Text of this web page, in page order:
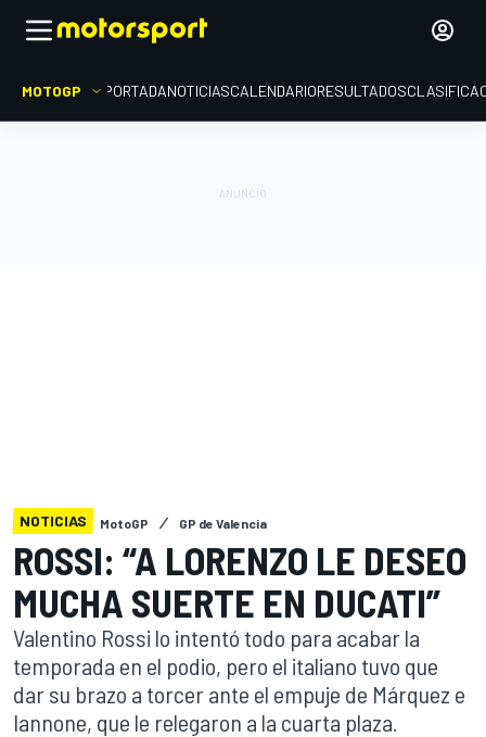
MOTOGP PORTADANOTICIASCALENDARIORESULTADOS
NOTICIAS MotoGP GP de Valencia
ROSSI: “A LORENZO LE DESEO
MUCHA SUERTE EN DUCATI”
Valentino Rossi lo intentó todo para acabar la
temporada en el podio, pero el italiano tuvo que
dar su brazo a torcer ante el empuje de Márquez e
Iannone, que le relegaron a la cuarta plaza.